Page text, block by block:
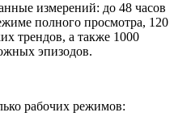
измерений: до 48 часов
полного просмотра, 120
трендов, а также 1000
эпизодов.
рабочих режимов: